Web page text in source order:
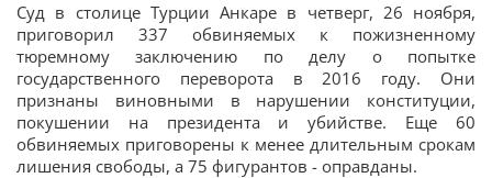
Суд в столице Турции Анкаре в четверг, 26 ноября,
приговорил 337 обвиняемых к пожизненному
тюремному заключению по делу о попытке
государственного переворота в 2016 году. Они
признаны виновными в нарушении конституции,
покушении на президента и убийстве. Еще 60
обвиняемых приговорены к менее длительным срокам
лишения свободы, а 75 фигурантов - оправданы.